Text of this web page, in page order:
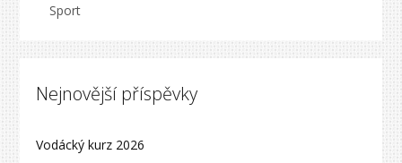
Sport
Nejnovější příspěvky
Vodácký kurz 2026